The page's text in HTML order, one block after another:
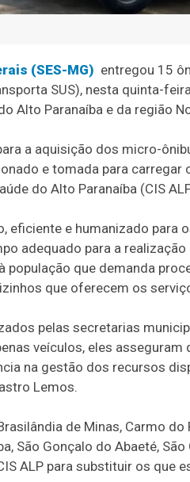
(SES-MG) entregou 15
SUS), nesta quinta-
Alto Paranaíba e da região
a aquisição dos micro-
e tomada para carregar
do Alto Paranaíba (CIS
e humanizado para
adequado para a
população que demanda
que oferecem os
pelas secretarias
veículos, eles
na gestão dos recursos
Lemos.
de Minas, Carmo do
São Gonçalo do Abaeté,
ALP para substituir os que